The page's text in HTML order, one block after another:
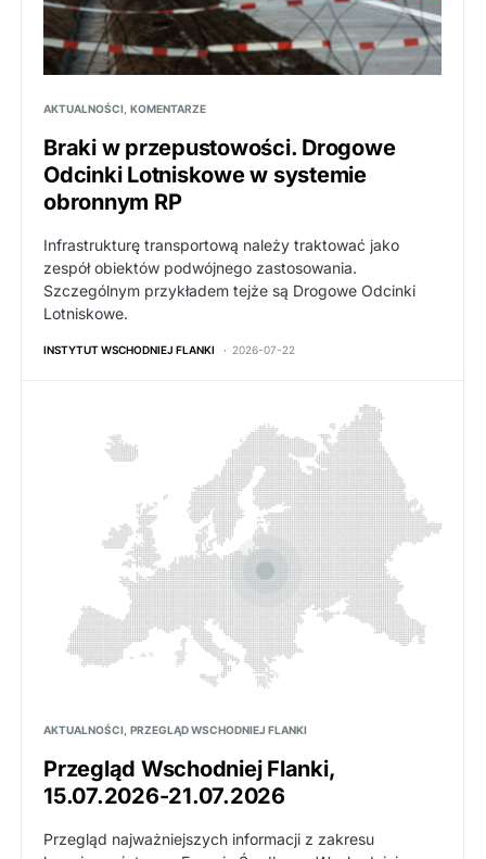
AKTUALNOŚCI KOMENTARZE
Braki w przepustowości. Drogowe
Odcinki Lotniskowe w systemie
obronnym RP
Infrastrukturę transportową należy traktować jako
zespół obiektów podwójnego zastosowania.
Szczególnym przykładem tejże są Drogowe Odcinki
Lotniskowe.
INSTYTUT WSCHODNIEJ FLANKI 2026-07-22
AKTUALNOŚCI PRZEGLĄD WSCHODNIEJ FLANKI
Przegląd Wschodniej Flanki,
15.07.2026-21.07.2026
Przegląd najważniejszych informacji z zakresu